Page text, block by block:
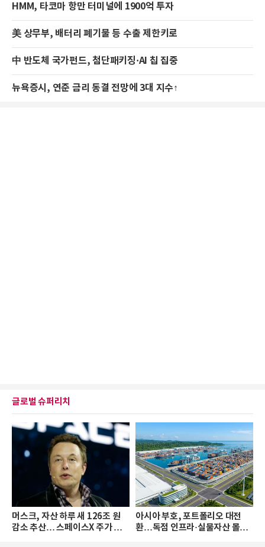
HMM, 타코마 항만 터미널에 1900억 투자
美 상무부, 배터리 폐기물 등 수출 제한키로
中 반도체 국가펀드, 첨단패키징·AI 칩 집중
뉴욕증시, 연준 금리 동결 전망에 3대 지수↑
글로벌 슈퍼리치
머스크, 자산 하루 새 126조 원
감소 추산… 스페이스X 주가 하
아시아 부호, 포트폴리오 대전
환…독점 인프라·실물자산 몰린